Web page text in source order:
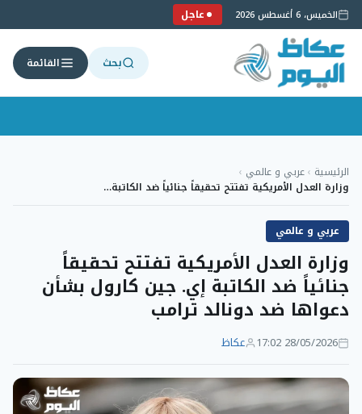
الخميس، 6 أغسطس 2026 عاجل
بحث القائمة
إلى
المحتوى
الرئيسية ›عربي و عالمي ›
وزارة العدل الأمريكية تفتتح تحقيقاً جنائياً ضد الكاتبة…
عربي و عالمي
وزارة العدل الأمريكية تفتتح تحقيقاً
جنائياً ضد الكاتبة إي. جين كارول بشأن
دعواها ضد دونالد ترامب
28/05/2026 17:02 عكاظ